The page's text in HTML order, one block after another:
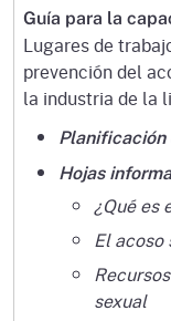
Guía para la
Lugares de
prevención del
la industria de la
Planificación
Hojas
¿Qué es
El acoso
sexual